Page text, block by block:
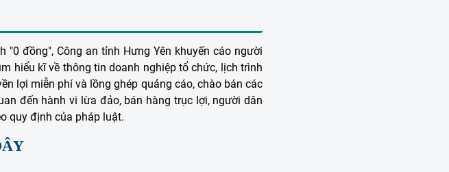
đồng", Công an tỉnh Hưng Yên khuyến cáo người
hiểu kĩ về thông tin doanh nghiệp tổ chức, lịch trình
lợi miễn phí và lồng ghép quảng cáo, chào bán các
đến hành vi lừa đảo, bán hàng trục lợi, người dân
quy định của pháp luật.